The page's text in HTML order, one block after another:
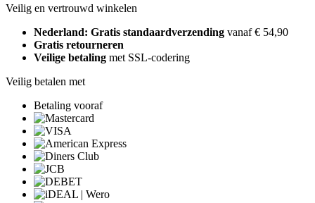
Veilig en vertrouwd winkelen
Nederland: Gratis standaardverzending vanaf € 54,90
Gratis retourneren
Veilige betaling met SSL-codering
Veilig betalen met
Betaling vooraf